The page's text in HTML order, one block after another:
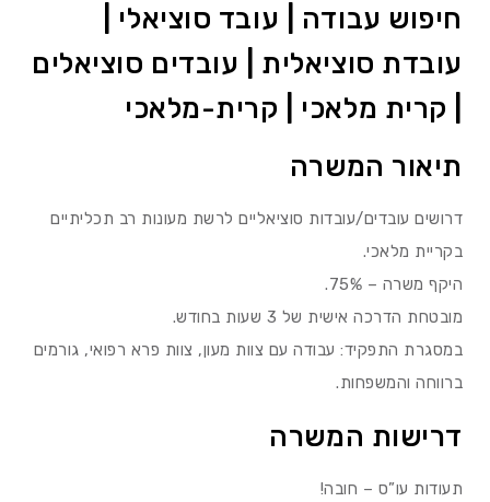
חיפוש עבודה | עובד סוציאלי |
עובדת סוציאלית | עובדים סוציאלים
| קרית מלאכי | קרית-מלאכי
תיאור המשרה
דרושים עובדים/עובדות סוציאליים לרשת מעונות רב תכליתיים
בקריית מלאכי.
היקף משרה – 75%.
מובטחת הדרכה אישית של 3 שעות בחודש.
במסגרת התפקיד: עבודה עם צוות מעון, צוות פרא רפואי, גורמים
ברווחה והמשפחות.
דרישות המשרה
תעודות עו”ס – חובה!